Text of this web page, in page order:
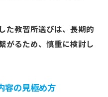
た教習所選びは、長期的
がるため、慎重に検討し
容の見極め方